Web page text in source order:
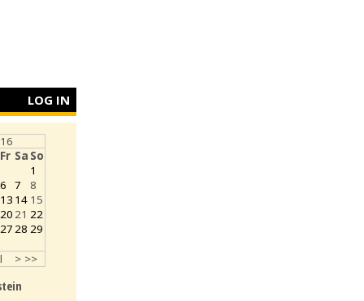
LOG IN
Fr Sa So
> >>
1
6 7
8
13 14 15
2021 22
2728 29